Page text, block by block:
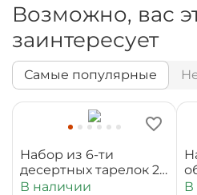
Возможно, вас
заинтересует
Самые популярные
Набор из 6-ти
десертных тарелок 20
см WL‑880100‑JV/6C
В наличии В